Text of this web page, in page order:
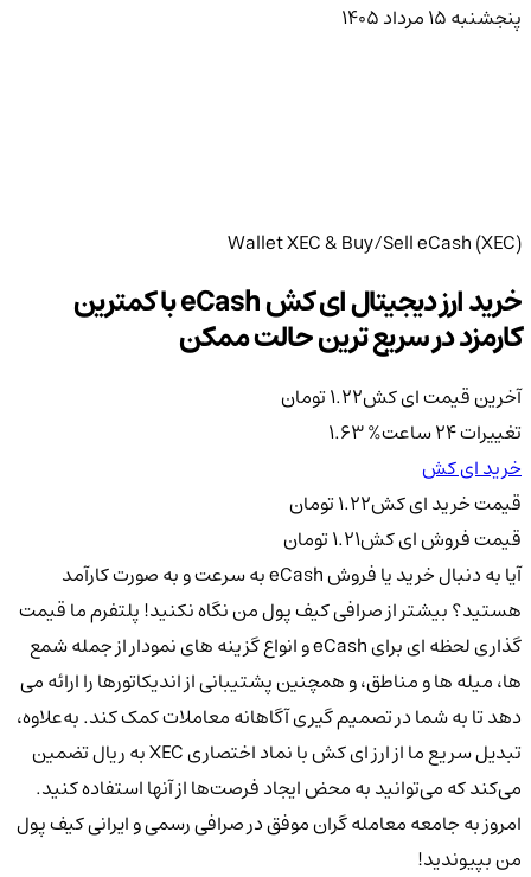
پنجشنبه ۱۵ مرداد ۱۴۰۵
Wallet XEC & Buy/Sell eCash (XEC)
خرید ارز دیجیتال ای کش eCash با کمترین
کارمزد در سریع ترین حالت ممکن
آخرین قیمت ای کش1.22 تومان
تغییرات 24 ساعت
1.63%
خرید ای کش
قیمت خرید ای کش1.22 تومان
قیمت فروش ای کش1.21 تومان
آیا به دنبال خرید یا فروش eCash به سرعت و به صورت کارآمد
هستید؟ بیشتر از صرافی کیف پول من نگاه نکنید! پلتفرم ما قیمت
گذاری لحظه ای برای eCash و انواع گزینه های نمودار از جمله شمع
ها، میله ها و مناطق، و همچنین پشتیبانی از اندیکاتورها را ارائه می
دهد تا به شما در تصمیم گیری آگاهانه معاملات کمک کند. به‌علاوه،
تبدیل سریع ما از ارز ای کش با نماد اختصاری XEC به ریال تضمین
می‌کند که می‌توانید به محض ایجاد فرصت‌ها از آنها استفاده کنید.
امروز به جامعه معامله گران موفق در صرافی رسمی و ایرانی کیف پول
من بپیوندید!